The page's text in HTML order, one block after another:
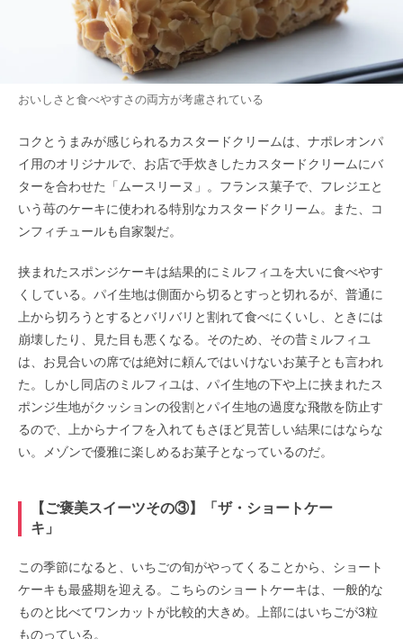
おいしさと食べやすさの両方が考慮されている
コクとうまみが感じられるカスタードクリームは、ナポレオンパ
イ用のオリジナルで、お店で手炊きしたカスタードクリームにバ
ターを合わせた「ムースリーヌ」。フランス菓子で、フレジエと
いう苺のケーキに使われる特別なカスタードクリーム。また、コ
ンフィチュールも自家製だ。
挟まれたスポンジケーキは結果的にミルフィユを大いに食べやす
くしている。パイ生地は側面から切るとすっと切れるが、普通に
上から切ろうとするとバリバリと割れて食べにくいし、ときには
崩壊したり、見た目も悪くなる。そのため、その昔ミルフィユ
は、お見合いの席では絶対に頼んではいけないお菓子とも言われ
た。しかし同店のミルフィユは、パイ生地の下や上に挟まれたス
ポンジ生地がクッションの役割とパイ生地の過度な飛散を防止す
るので、上からナイフを入れてもさほど見苦しい結果にはならな
い。メゾンで優雅に楽しめるお菓子となっているのだ。
【ご褒美スイーツその③】「ザ・ショートケー
キ」
この季節になると、いちごの旬がやってくることから、ショート
ケーキも最盛期を迎える。こちらのショートケーキは、一般的な
ものと比べてワンカットが比較的大きめ。上部にはいちごが3粒
ものっている。